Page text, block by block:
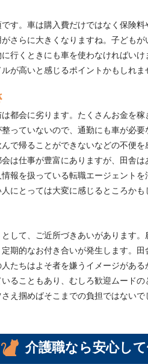
す。車は購入費だけではなく保険
さらに大きくなりますね。子ども
行くときにも車を使わなければい
が高いと感じるポイントかもしれま
都会に劣ります。たくさんお金を
っていないので、通勤にも車が必
で帰ることができないなどの不便
は仕事が豊富にありますが、田舎
報を扱っている転職エージェント
にとっては大変に感じるところかも
して、ご近所づきあいがあります
期的なお付き合いが発生します。
たちはよそ者を嫌うイメージがあ
ることもあり、むしろ歓迎ムード
え掴めばそこまでの負担ではないで
介護職なら安心し